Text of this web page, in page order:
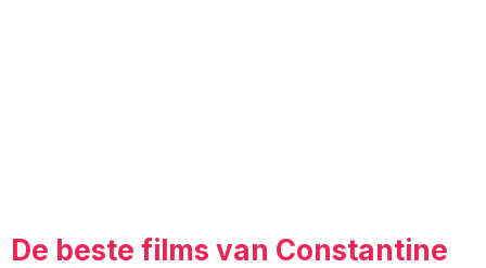
De beste films van Constantine